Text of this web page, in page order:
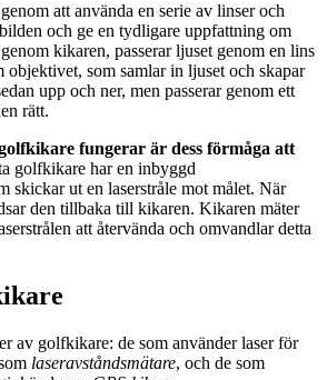
att använda en serie av linser och
och ge en tydligare uppfattning om
kikaren, passerar ljuset genom en lins
objektivet, som samlar in ljuset och skapar
upp och ner, men passerar genom ett
rätt.
fungerar är dess förmåga att
golfkikare har en inbyggd
skickar ut en laserstråle mot målet. När
den tillbaka till kikaren. Kikaren mäter
att återvända och omvandlar detta
av golfkikare: de som använder laser för
laseravståndsmätare, och de som